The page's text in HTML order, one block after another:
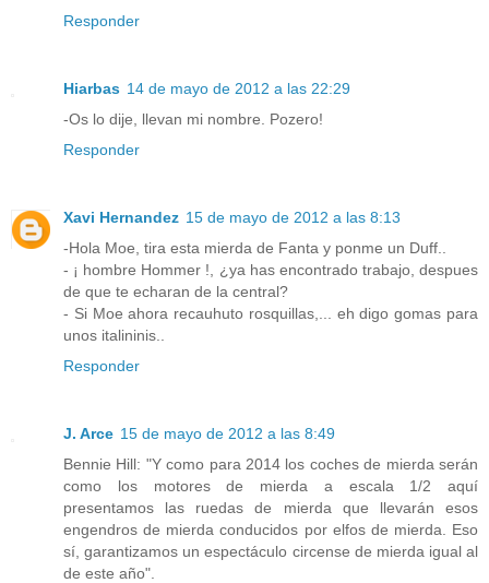
Responder
Hiarbas 14 de mayo de 2012 a las 22:29
-Os lo dije, llevan mi nombre. Pozero!
Responder
Xavi Hernandez 15 de mayo de 2012 a las 8:13
-Hola Moe, tira esta mierda de Fanta y ponme un Duff..
- ¡ hombre Hommer !, ¿ya has encontrado trabajo, despues
de que te echaran de la central?
- Si Moe ahora recauhuto rosquillas,... eh digo gomas para
unos italininis..
Responder
J. Arce 15 de mayo de 2012 a las 8:49
Bennie Hill: "Y como para 2014 los coches de mierda serán
como los motores de mierda a escala 1/2 aquí
presentamos las ruedas de mierda que llevarán esos
engendros de mierda conducidos por elfos de mierda. Eso
sí, garantizamos un espectáculo circense de mierda igual al
de este año".